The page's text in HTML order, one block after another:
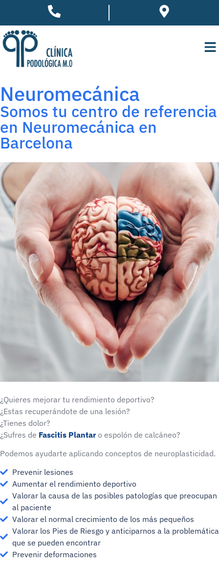
Neuromecánica
Somos tu centro de referencia
en Neuromecánica en
Barcelona
¿Quieres mejorar tu rendimiento deportivo?
¿Estas recuperándote de una lesión?
¿Tienes dolor?
¿Sufres de Fascitis Plantaro espolón de calcáneo?
Podemos ayudarte aplicando conceptos de neuroplasticidad.
Prevenir lesiones
Aumentar el rendimiento deportivo
Valorar la causa de las posibles patologías que preocupan
al paciente
Valorar el normal crecimiento de los más pequeños
Valorar los Pies de Riesgo y anticiparnos a la problemática
que se pueden encontrar
Prevenir deformaciones